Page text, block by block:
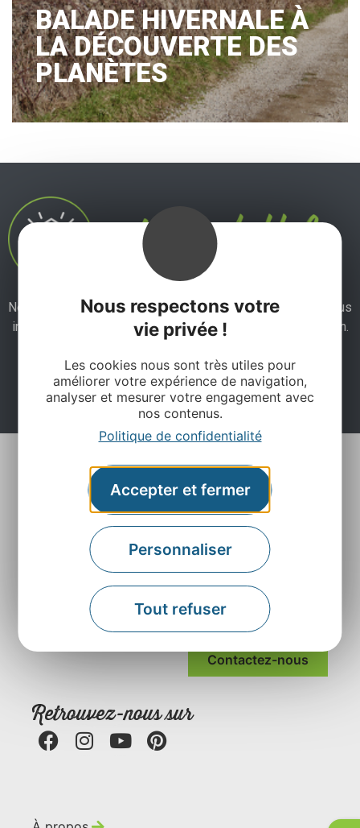
Nous respectons votre
vie privée !
Les cookies nous sont très utiles pour
améliorer votre expérience de navigation,
analyser et mesurer votre engagement avec
nos contenus.
Politique de confidentialité
Accepter et fermer
Personnaliser
Tout refuser
BALADE HIVERNALE À
LA DÉCOUVERTE DES
PLANÈTES
Ne manquez pas notre newsletter mensuelle et laissez-vous
inspirer pour profiter pleinement de votre séjour en Aveyron.
Je m'abonne ici
Agence Départementale de l’Attractivité et du
Rue Louis Blanc – BP831 – 12008 Rodez
Contactez-nous
Retrouvez-nous sur